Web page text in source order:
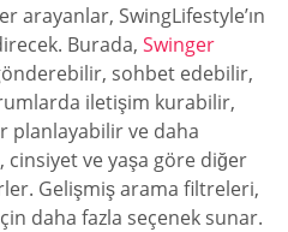
arayanlar, SwingLifestyle’ın
Burada, Swinger
sohbet edebilir,
iletişim kurabilir,
planlayabilir ve daha
cinsiyet ve yaşa göre diğer
Gelişmiş arama filtreleri,
daha fazla seçenek sunar.